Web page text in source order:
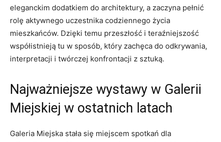
⁢eleganckim dodatkiem do architektury, a zaczyna pełnić
rolę aktywnego uczestnika codziennego życia
mieszkańców. Dzięki⁤ temu przeszłość i teraźniejszość
współistnieją tu w sposób, który zachęca do odkrywania,⁢
interpretacji i twórczej ⁢konfrontacji z sztuką.
Najważniejsze ⁢wystawy w Galerii‌
Miejskiej w ostatnich⁢ latach
Galeria Miejska‍ stała się⁤ miejscem spotkań dla